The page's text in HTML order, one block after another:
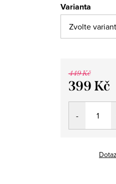
Varianta
449 Kč
399 Kč
Měrná